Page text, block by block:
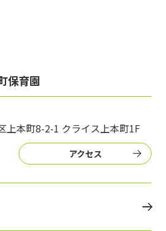
保育園
上本町8-2-1 クライス上本町1F
アクセス